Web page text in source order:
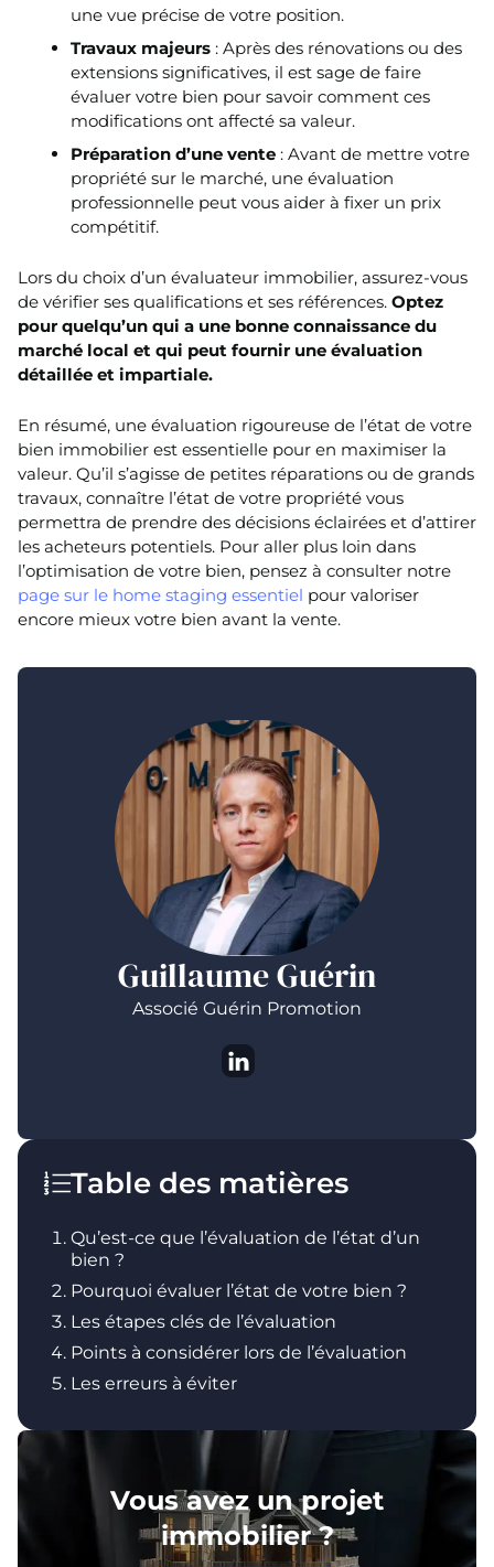
une vue précise de votre position.
Travaux majeurs : Après des rénovations ou des
extensions significatives, il est sage de faire
évaluer votre bien pour savoir comment ces
modifications ont affecté sa valeur.
Préparation d’une vente : Avant de mettre votre
propriété sur le marché, une évaluation
professionnelle peut vous aider à fixer un prix
compétitif.
Lors du choix d’un évaluateur immobilier, assurez-vous
de vérifier ses qualifications et ses références. Optez
pour quelqu’un qui a une bonne connaissance du
marché local et qui peut fournir une évaluation
détaillée et impartiale.
En résumé, une évaluation rigoureuse de l’état de votre
bien immobilier est essentielle pour en maximiser la
valeur. Qu’il s’agisse de petites réparations ou de grands
travaux, connaître l’état de votre propriété vous
permettra de prendre des décisions éclairées et d’attirer
les acheteurs potentiels. Pour aller plus loin dans
l’optimisation de votre bien, pensez à consulter notre
page sur le home staging essentiel pour valoriser
encore mieux votre bien avant la vente.
Guillaume Guérin
Associé Guérin Promotion
Table des matières
Qu’est-ce que l’évaluation de l’état d’un
bien ?
Pourquoi évaluer l’état de votre bien ?
Les étapes clés de l’évaluation
Points à considérer lors de l’évaluation
Les erreurs à éviter
Vous avez un projet
immobilier ?